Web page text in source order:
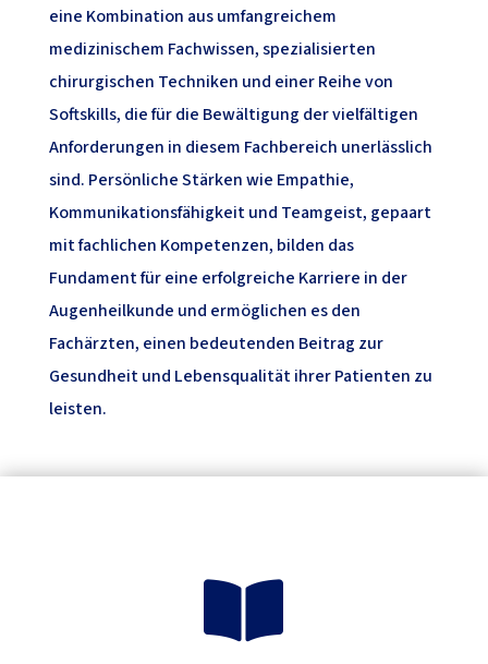
eine Kombination aus umfangreichem
medizinischem Fachwissen, spezialisierten
chirurgischen Techniken und einer Reihe von
Softskills, die für die Bewältigung der vielfältigen
Anforderungen in diesem Fachbereich unerlässlich
sind. Persönliche Stärken wie Empathie,
Kommunikationsfähigkeit und Teamgeist, gepaart
mit fachlichen Kompetenzen, bilden das
Fundament für eine erfolgreiche Karriere in der
Augenheilkunde und ermöglichen es den
Fachärzten, einen bedeutenden Beitrag zur
Gesundheit und Lebensqualität ihrer Patienten zu
leisten.
